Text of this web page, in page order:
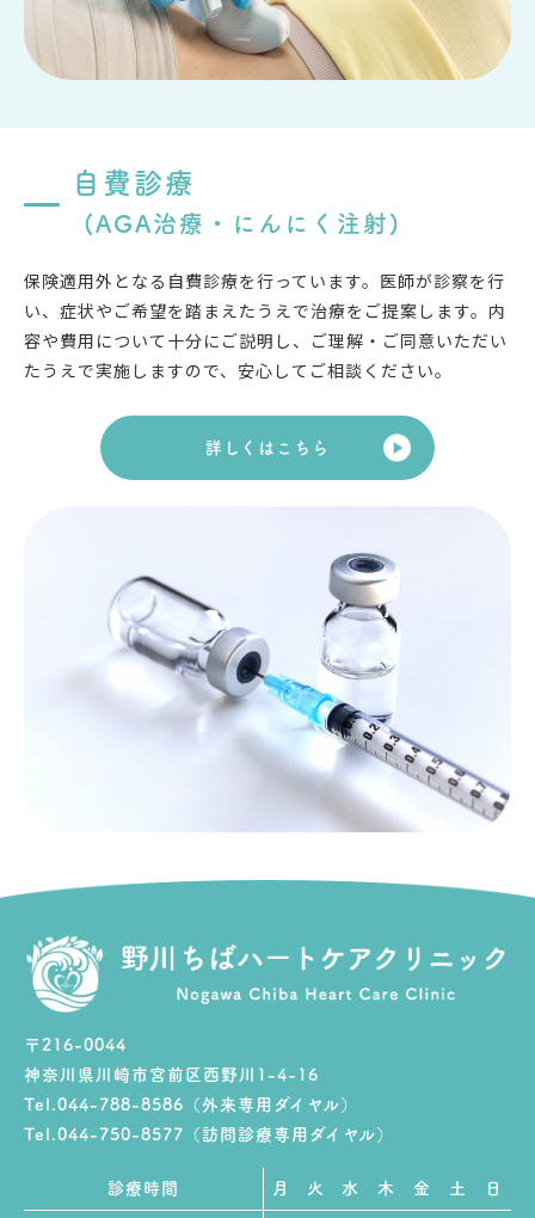
自費診療
(AGA治療・にんにく注射)
保険適用外となる自費診療を行っています。医師が診察を行
い、症状やご希望を踏まえたうえで治療をご提案します。内
容や費用について十分にご説明し、ご理解・ご同意いただい
たうえで実施しますので、安心してご相談ください。
詳しくはこちら
〒216-0044
神奈川県川崎市宮前区西野川1-4-16
Tel.044-788-8586（外来専用ダイヤル）
Tel.044-750-8577（訪問診療専用ダイヤル）
診療時間 月 火 水 木 金 土 日